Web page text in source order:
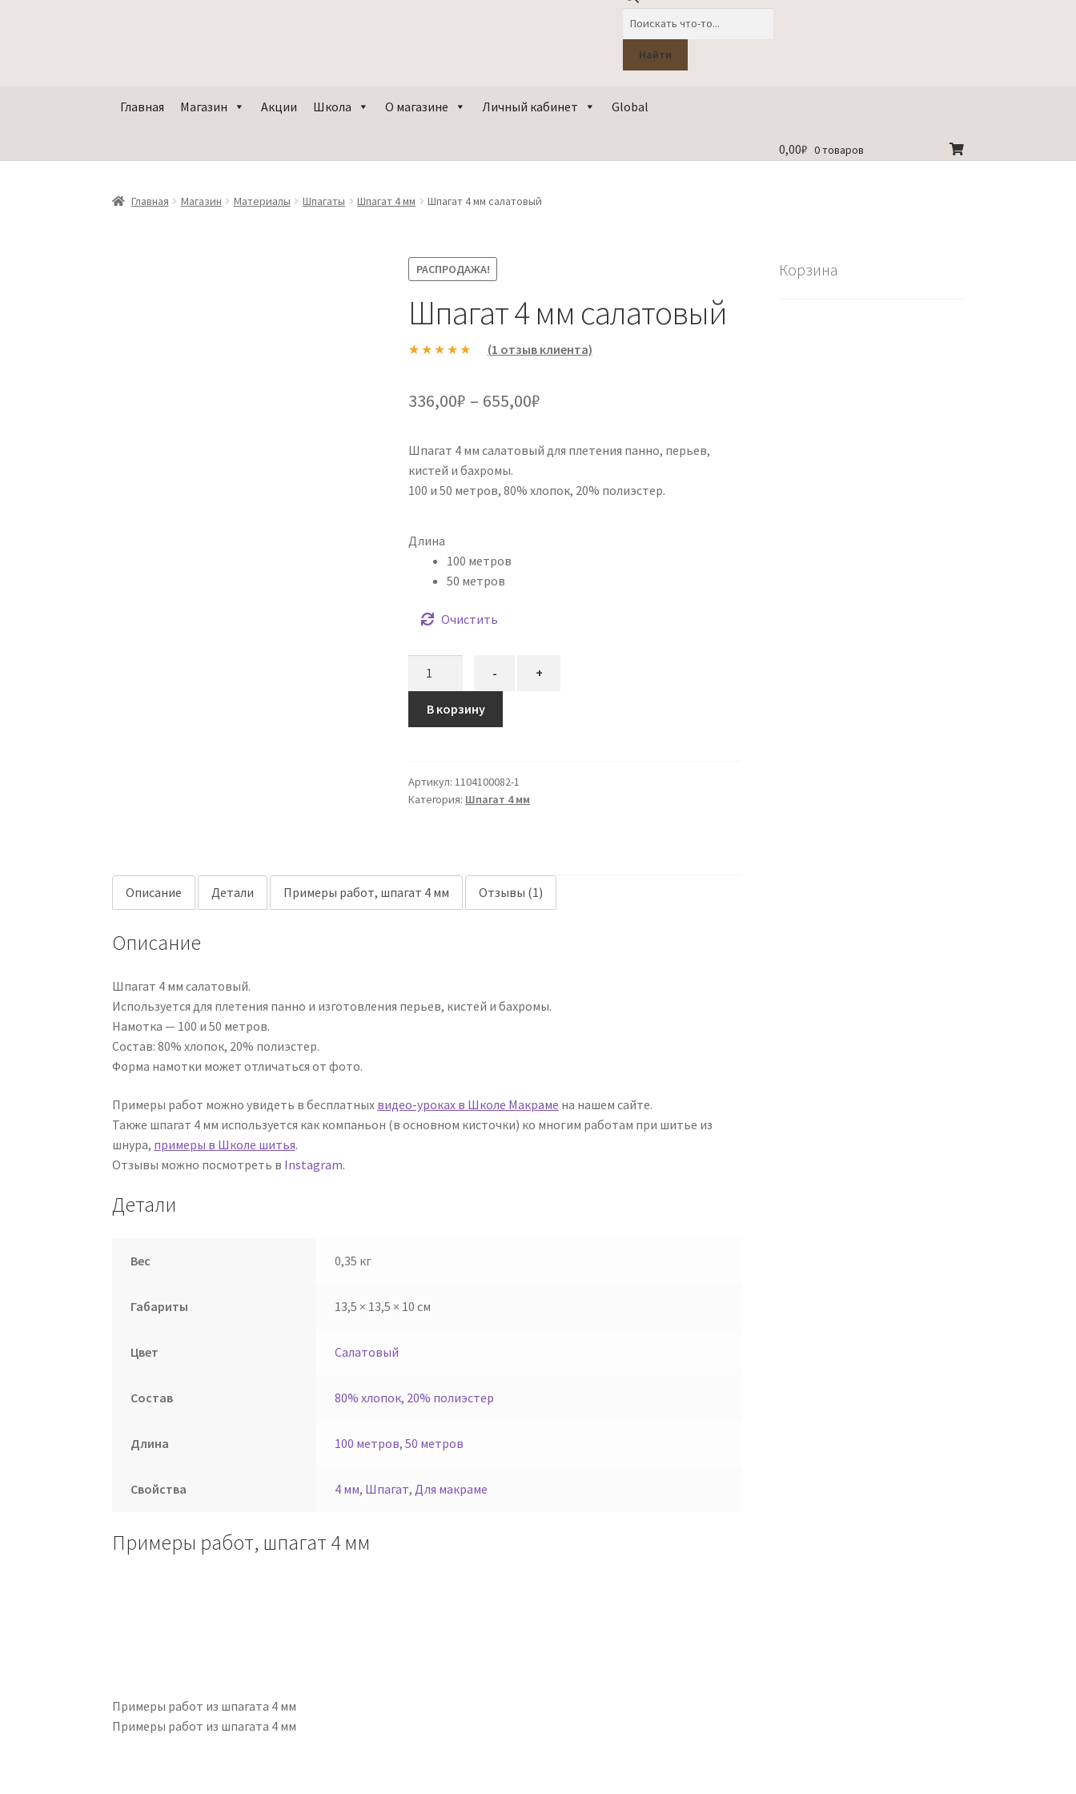
Найти
Главная Магазин Акции Школа О магазине Личный кабинет Global
0,00₽ 0 товаров
Главная Магазин Материалы Шпагаты Шпагат 4 мм Шпагат 4 мм салатовый
РАСПРОДАЖА!
Шпагат 4 мм салатовый
основе
пользовател
я
(1 отзыв клиента)
336,00₽ – 655,00₽
336,00₽
–
Шпагат 4 мм салатовый для плетения панно, перьев,
кистей и бахромы.
100 и 50 метров, 80% хлопок, 20% полиэстер.
Длина
100 метров
50 метров
Очистить
Шпагат
4
- +
В корзину
Артикул:1104100082-1
Категория: Шпагат 4 мм
Описание Детали Примеры работ, шпагат 4 мм Отзывы (1)
Описание
Шпагат 4 мм салатовый.
Используется для плетения панно и изготовления перьев, кистей и бахромы.
Намотка — 100 и 50 метров.
Состав: 80% хлопок, 20% полиэстер.
Форма намотки может отличаться от фото.
Примеры работ можно увидеть в бесплатных видео-уроках в Школе Макраме на нашем сайте.
Также шпагат 4 мм используется как компаньон (в основном кисточки) ко многим работам при шитье из
шнура, примеры в Школе шитья.
Отзывы можно посмотреть в Instagram.
Детали
Вес 0,35 кг
Габариты 13,5 × 13,5 × 10 см
Цвет Салатовый
Состав 80% хлопок, 20% полиэстер
Длина 100 метров, 50 метров
Свойства 4 мм, Шпагат, Для макраме
Примеры работ, шпагат 4 мм
Примеры работ из шпагата 4 мм
Примеры работ из шпагата 4 мм
Корзина